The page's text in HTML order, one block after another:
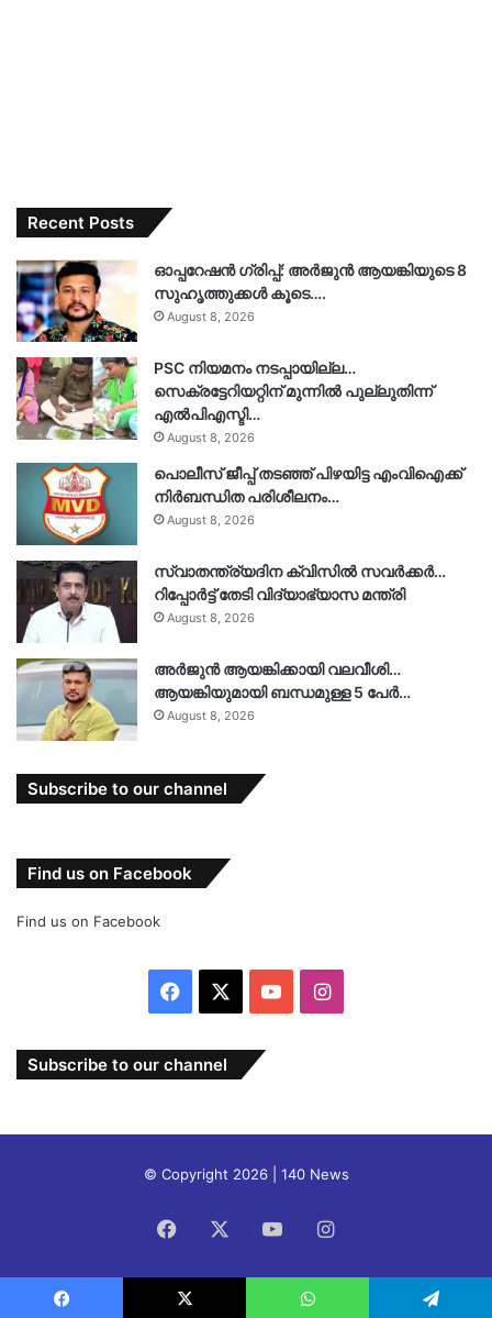
Recent Posts
ഓപ്പറേഷൻ ഗ്രിപ്പ്: അർജുൻ ആയങ്കിയുടെ 8
സുഹൃത്തുക്കൾ കൂടെ….
August 8, 2026
PSC നിയമനം നടപ്പായില്ല…
സെക്രട്ടേറിയറ്റിന് മുന്നിൽ പുല്ലുതിന്ന്
എൽപിഎസ്ടി…
August 8, 2026
പൊലീസ് ജീപ്പ് തടഞ്ഞ് പിഴയിട്ട എംവിഐക്ക്
നിർബന്ധിത പരിശീലനം…
August 8, 2026
സ്വാതന്ത്ര്യദിന ക്വിസിൽ സവർക്കർ…
റിപ്പോർട്ട് തേടി വിദ്യാഭ്യാസ മന്ത്രി
August 8, 2026
അർജുൻ ആയങ്കിക്കായി വലവീശി…
ആയങ്കിയുമായി ബന്ധമുള്ള 5 പേർ…
August 8, 2026
Subscribe to our channel
Find us on Facebook
Find us on Facebook
Facebook YouTubeInstagram
Subscribe to our channel
© Copyright 2026 | 140 News
Facebook YouTubeInstagram